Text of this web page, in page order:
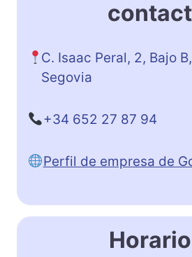
C. Isaac Peral, 2, Bajo
Segovia
+34 652 27 87 94
Perfil de empresa de